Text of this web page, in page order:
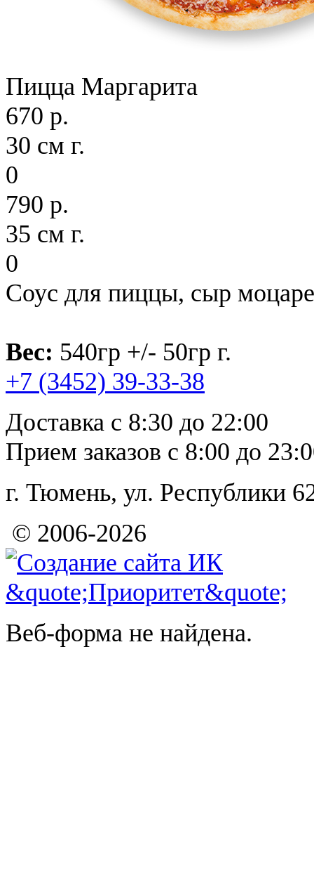
Пицца Маргарита
670 р.
30 см г.
0
790 р.
35 см г.
0
Соус для пиццы, сыр
Вес: 540гр +/- 50гр г.
+7 (3452) 39-33-38
Доставка с 8:30 до 22:00
Прием заказов с 8:00 до
г. Тюмень, ул.
© 2006-2026
Веб-форма не найдена.